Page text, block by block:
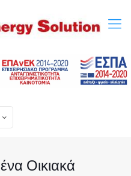
εργαλείων
Οικιακά